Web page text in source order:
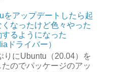
をアップデートしたら起
なったけど色々やった
るようになった
ドライバー）
りにUbuntu（20.04）を
のでパッケージのアッ